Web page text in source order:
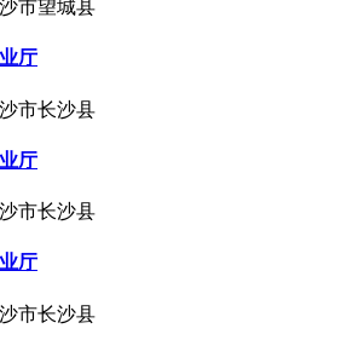
市望城县
厅
市长沙县
厅
市长沙县
厅
市长沙县